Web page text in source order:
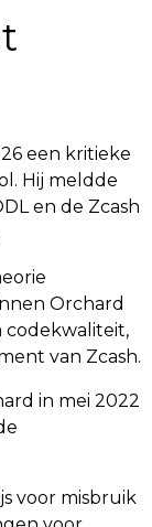
een kritieke
Hij meldde
en de Zcash
Orchard
codekwaliteit,
van Zcash.
in mei 2022
voor misbruik